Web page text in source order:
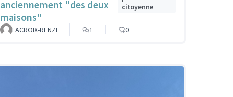
anciennement "des deux
maisons"
citoyenne
LACROIX-RENZI 1 0